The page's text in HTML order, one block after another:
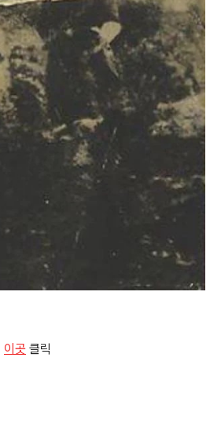
이곳 클릭